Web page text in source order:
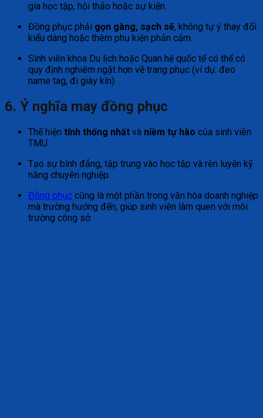
gia học tập, hội thảo hoặc sự kiện.
Đồng phục phải gọn gàng, sạch sẽ, không tự ý thay đổi
kiểu dáng hoặc thêm phụ kiện phản cảm.
Sinh viên khoa Du lịch hoặc Quan hệ quốc tế có thể có
quy định nghiêm ngặt hơn về trang phục (ví dụ: đeo
name tag, đi giày kín).
6. Ý nghĩa may đồng phục
Thể hiện tính thống nhất và niềm tự hào của sinh viên
TMU.
Tạo sự bình đẳng, tập trung vào học tập và rèn luyện kỹ
năng chuyên nghiệp.
Đồng phục cũng là một phần trong văn hóa doanh nghiệp
mà trường hướng đến, giúp sinh viên làm quen với môi
trường công sở.